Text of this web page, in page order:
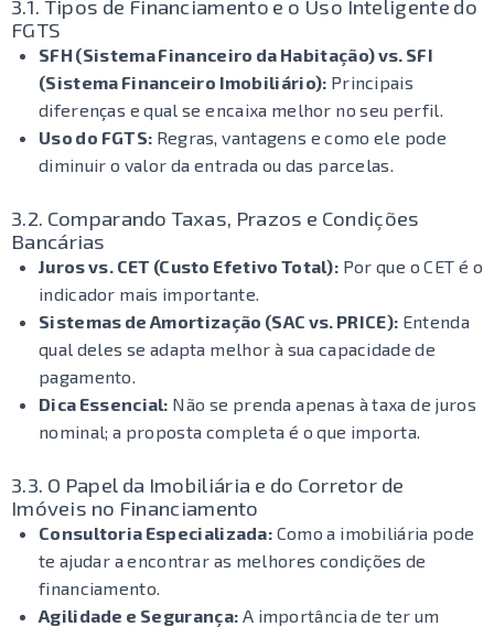
3.1. Tipos de Financiamento e o Uso Inteligente do
FGTS
SFH (Sistema Financeiro da Habitação) vs. SFI
(Sistema Financeiro Imobiliário): Principais
diferenças e qual se encaixa melhor no seu perfil.
Uso do FGTS: Regras, vantagens e como ele pode
diminuir o valor da entrada ou das parcelas.
3.2. Comparando Taxas, Prazos e Condições
Bancárias
Juros vs. CET (Custo Efetivo Total): Por que o CET é o
indicador mais importante.
Sistemas de Amortização (SAC vs. PRICE): Entenda
qual deles se adapta melhor à sua capacidade de
pagamento.
Dica Essencial: Não se prenda apenas à taxa de juros
nominal; a proposta completa é o que importa.
3.3. O Papel da Imobiliária e do Corretor de
Imóveis no Financiamento
Consultoria Especializada: Como a imobiliária pode
te ajudar a encontrar as melhores condições de
financiamento.
Agilidade e Segurança: A importância de ter um